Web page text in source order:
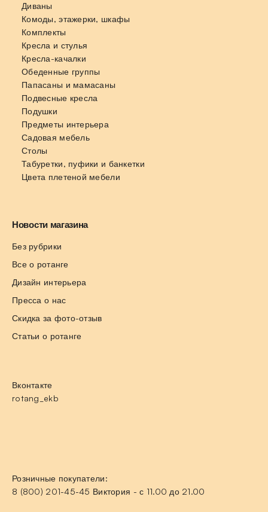
Диваны
Комоды, этажерки, шкафы
Комплекты
Кресла и стулья
Кресла-качалки
Обеденные группы
Папасаны и мамасаны
Подвесные кресла
Подушки
Предметы интерьера
Садовая мебель
Столы
Табуретки, пуфики и банкетки
Цвета плетеной мебели
Новости магазина
Без рубрики
Все о ротанге
Дизайн интерьера
Пресса о нас
Скидка за фото-отзыв
Статьи о ротанге
Вконтакте
rotang_ekb
Розничные покупатели:
8 (800) 201-45-45 Виктория - с 11.00 до 21.00